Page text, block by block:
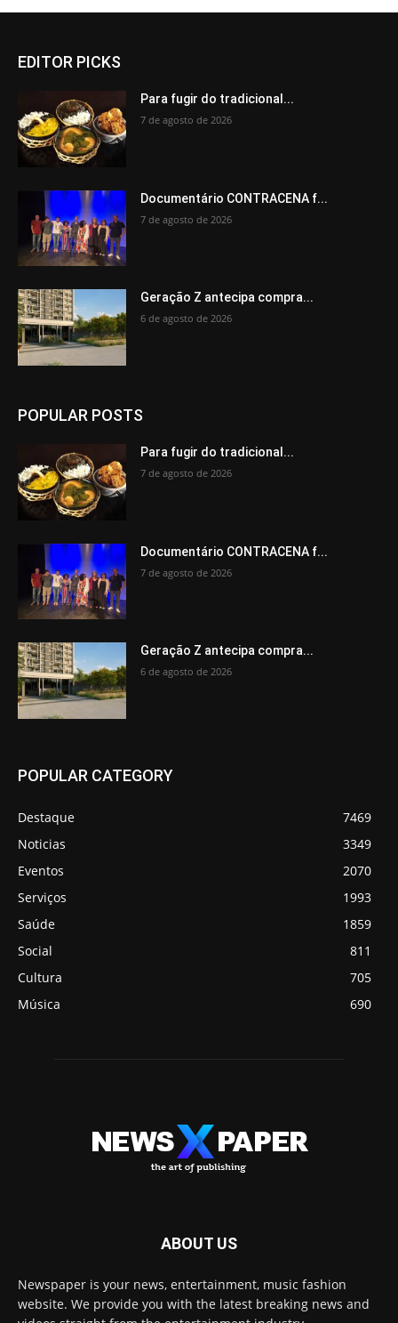
EDITOR PICKS
Para fugir do tradicional...
7 de agosto de 2026
Documentário CONTRACENA f...
7 de agosto de 2026
Geração Z antecipa compra...
6 de agosto de 2026
POPULAR POSTS
Para fugir do tradicional...
7 de agosto de 2026
Documentário CONTRACENA f...
7 de agosto de 2026
Geração Z antecipa compra...
6 de agosto de 2026
POPULAR CATEGORY
Destaque
7469
Noticias
3349
Eventos
2070
Serviços
1993
Saúde
1859
Social
811
Cultura
705
Música
690
ABOUT US
Newspaper is your news, entertainment, music fashion
website. We provide you with the latest breaking news and